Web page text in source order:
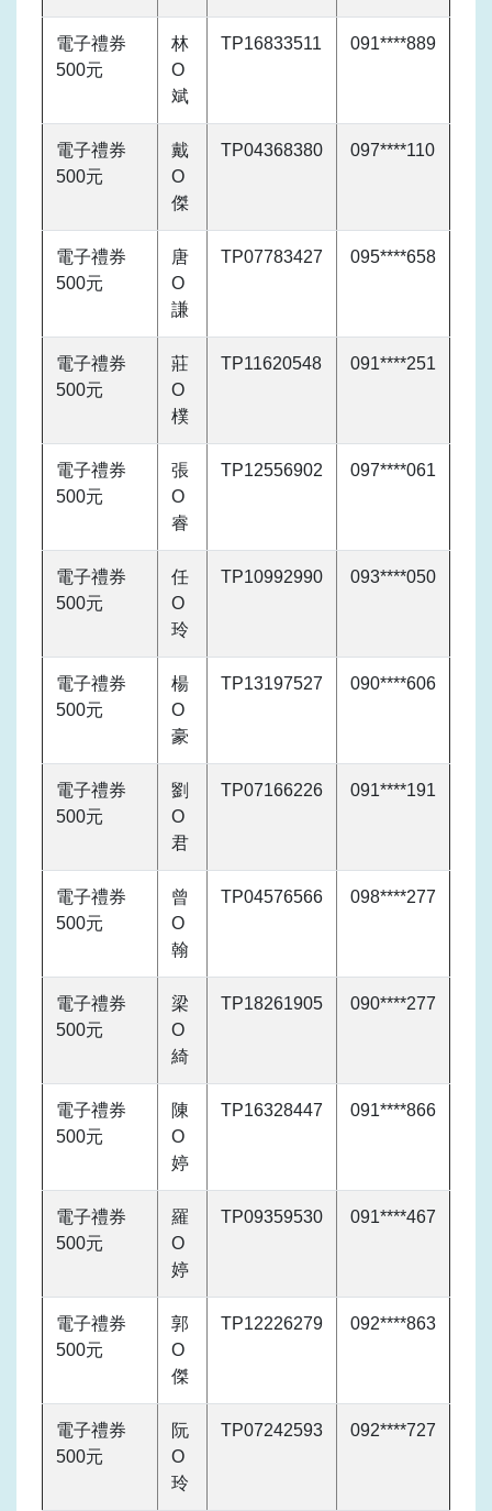
電子禮券
500元
林
O
斌
TP16833511 091****889
電子禮券
500元
戴
O
傑
TP04368380 097****110
電子禮券
500元
唐
O
謙
TP07783427 095****658
電子禮券
500元
莊
O
樸
TP11620548 091****251
電子禮券
500元
張
O
睿
TP12556902 097****061
電子禮券
500元
任
O
玲
TP10992990 093****050
電子禮券
500元
楊
O
豪
TP13197527 090****606
電子禮券
500元
劉
O
君
TP07166226 091****191
電子禮券
500元
曾
O
翰
TP04576566 098****277
電子禮券
500元
梁
O
綺
TP18261905 090****277
電子禮券
500元
陳
O
婷
TP16328447 091****866
電子禮券
500元
羅
O
婷
TP09359530 091****467
電子禮券
500元
郭
O
傑
TP12226279 092****863
電子禮券
500元
阮
O
玲
TP07242593 092****727